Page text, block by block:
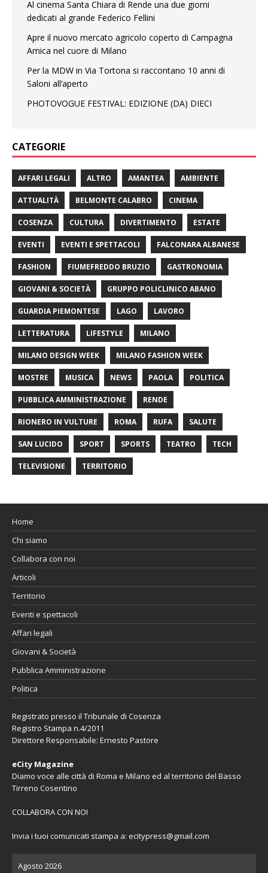
Al cinema Santa Chiara di Rende una due giorni
dedicati al grande Federico Fellini
Apre il nuovo mercato agricolo coperto di Campagna
Amica nel cuore di Milano
Per la MDW in Via Tortona si raccontano 10 anni di
Saloni all’aperto
PHOTOVOGUE FESTIVAL: EDIZIONE (DA) DIECI
CATEGORIE
AFFARI LEGALI ALTRO AMANTEA AMBIENTE
ATTUALITÀ BELMONTE CALABRO CINEMA
COSENZA CULTURA DIVERTIMENTO ESTATE
EVENTI EVENTI E SPETTACOLI FALCONARA ALBANESE
FASHION FIUMEFREDDO BRUZIO GASTRONOMIA
GIOVANI & SOCIETÀ GRUPPO POLICLINICO ABANO
GUARDIA PIEMONTESE LAGO LAVORO
LETTERATURA LIFESTYLE MILANO
MILANO DESIGN WEEK MILANO FASHION WEEK
MOSTRE MUSICA NEWS PAOLA POLITICA
PUBBLICA AMMINISTRAZIONE RENDE
RIONERO IN VULTURE ROMA RUFA SALUTE
SAN LUCIDO SPORT SPORTS TEATRO TECH
TELEVISIONE TERRITORIO
Home
Chi siamo
Collabora con noi
Articoli
Territorio
Eventi e spettacoli
Affari legali
Giovani & Società
Pubblica Amministrazione
Politica
Registrato presso il Tribunale di Cosenza
Registro Stampa n.4/2011
Direttore Responsabile: Ernesto Pastore
eCity Magazine
Diamo voce alle città di Roma e Milano ed al territorio del Basso
Tirreno Cosentino
COLLABORA CON NOI
Invia i tuoi comunicati stampa a: ecitypress@gmail.com
Agosto 2026